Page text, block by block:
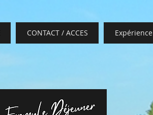
CONTACT / ACCES Expérience